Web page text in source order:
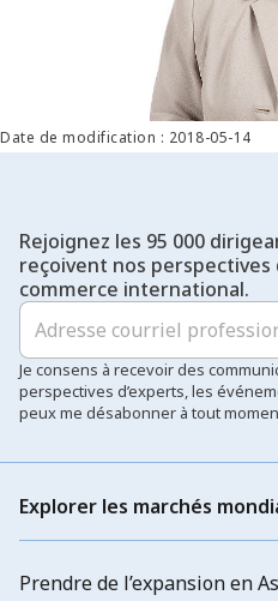
Date de modification : 2018-05-14
Rejoignez les 95 000
reçoivent nos
commerce international.
Je consens à recevoir des
perspectives d’experts, les
peux me désabonner à tout
Explorer les marchés
Prendre de l’expansion en